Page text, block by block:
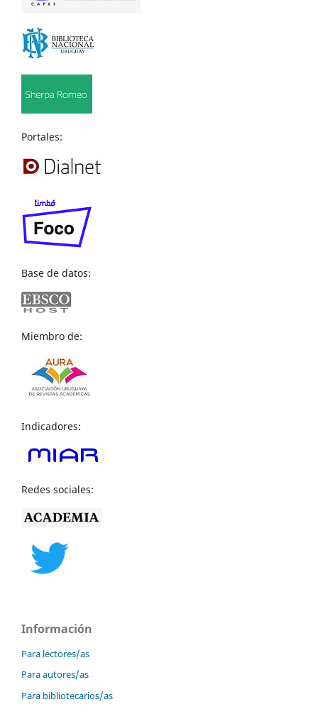
Portales:
Base de datos:
Miembro de:
Indicadores:
Redes sociales:
Información
Para lectores/as
Para autores/as
Para bibliotecarios/as